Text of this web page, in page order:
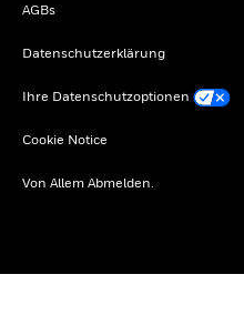
AGBs
Datenschutzerklärung
Ihre Datenschutzoptionen
Cookie Notice
Von Allem Abmelden.